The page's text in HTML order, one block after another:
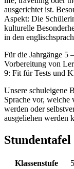
ausgerichtet ist.
Aspekt: Die
kulturelle
in den
Für die Jahrgänge 5
Vorbereitung von
9: Fit für Tests und
Unsere schuleigene
Sprache vor, welche
werden oder
ausgeliehen werden
Klassenstufe 5